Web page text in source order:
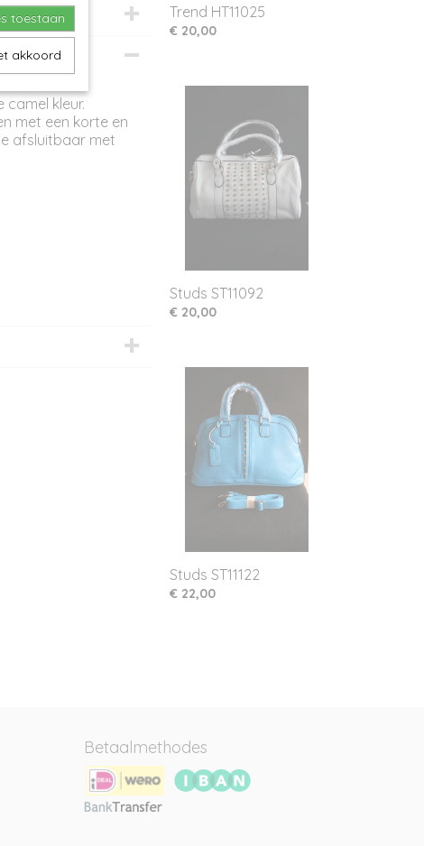
kleur.
met een korte en
afsluitbaar met
Trend HT11025
€ 20,00
Studs ST11092
€ 20,00
Studs ST11122
€ 22,00
Betaalmethodes
toestaan
akkoord